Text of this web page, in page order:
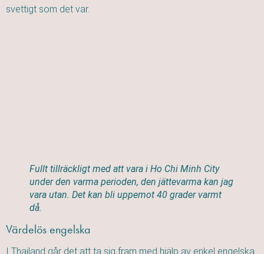
svettigt som det var.
Fullt tillräckligt med att vara i Ho Chi Minh City
under den varma perioden, den jättevarma kan jag
vara utan. Det kan bli uppemot 40 grader varmt
då.
Värdelös engelska
I Thailand går det att ta sig fram med hjälp av enkel engelska.